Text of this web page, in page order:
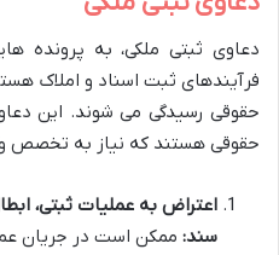
دعاوی ثبتی ملکی، به پرونده
فرآیندهای ثبت اسناد و املاک
حقوقی رسیدگی می شوند. این
حقوقی هستند که نیاز به تخصص
اعتراض به عملیات ثبتی،
سند: ممکن است در جریان